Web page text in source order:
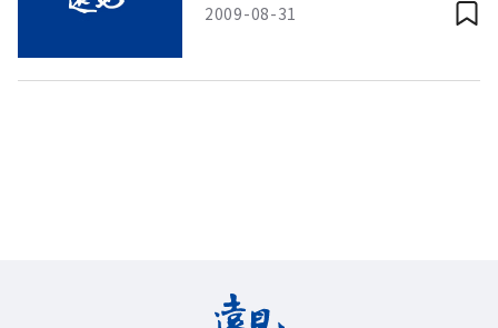
2009-08-31